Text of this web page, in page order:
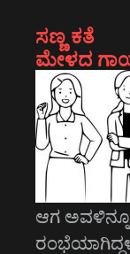
ಸಣ್ಣ ಕತೆ
ಮೇಳದ
ಆಗ ಅವಳಿನ್ನೂ